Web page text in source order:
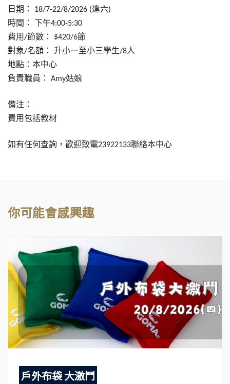
日期： 18/7-22/8/2026 (逢六)
時間： 下午4:00-5:30
費用/節數： $420/6節
對象/名額： 升小一至小三學⽣/8人
地點：本中心
負責職員：
Amy姑娘
備注：
費用包括教材
如有任何查詢，歡迎致電23922133聯絡本中心
你可能會感興趣
戶外布袋 大激鬥